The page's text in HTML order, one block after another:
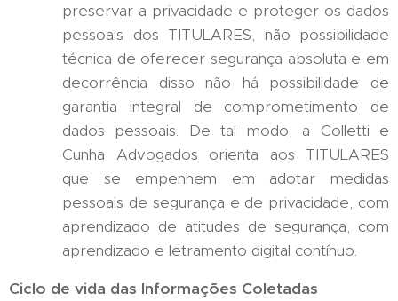
preservar a privacidade e proteger os dados
pessoais dos TITULARES, não possibilidade
técnica de oferecer segurança absoluta e em
decorrência disso não há possibilidade de
garantia integral de comprometimento de
dados pessoais. De tal modo, a Colletti e
Cunha Advogados orienta aos TITULARES
que se empenhem em adotar medidas
pessoais de segurança e de privacidade, com
aprendizado de atitudes de segurança, com
aprendizado e letramento digital contínuo.
Ciclo de vida das Informações Coletadas